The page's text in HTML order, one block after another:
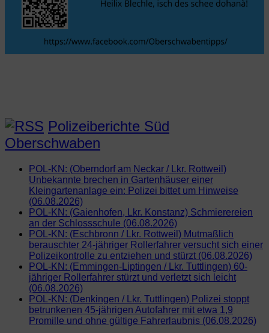
Polizeiberichte Süd
Oberschwaben
POL-KN: (Oberndorf am Neckar / Lkr. Rottweil)
Unbekannte brechen in Gartenhäuser einer
Kleingartenanlage ein: Polizei bittet um Hinweise
(06.08.2026)
POL-KN: (Gaienhofen, Lkr. Konstanz) Schmierereien
an der Schlossschule (06.08.2026)
POL-KN: (Eschbronn / Lkr. Rottweil) Mutmaßlich
berauschter 24-jähriger Rollerfahrer versucht sich einer
Polizeikontrolle zu entziehen und stürzt (06.08.2026)
POL-KN: (Emmingen-Liptingen / Lkr. Tuttlingen) 60-
jähriger Rollerfahrer stürzt und verletzt sich leicht
(06.08.2026)
POL-KN: (Denkingen / Lkr. Tuttlingen) Polizei stoppt
betrunkenen 45-jährigen Autofahrer mit etwa 1,9
Promille und ohne gültige Fahrerlaubnis (06.08.2026)